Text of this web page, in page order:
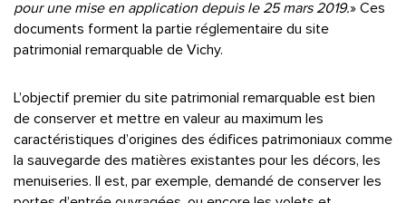
pour une mise en application depuis le 25 mars 2019.» Ces
documents forment la partie réglementaire du site
patrimonial remarquable de Vichy.
L’objectif premier du site patrimonial remarquable est bien
de conserver et mettre en valeur au maximum les
caractéristiques d’origines des édifices patrimoniaux comme
la sauvegarde des matières existantes pour les décors, les
menuiseries. Il est, par exemple, demandé de conserver les